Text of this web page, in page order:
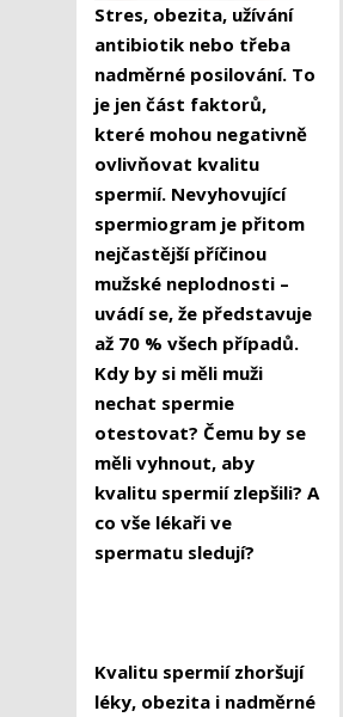
Stres, obezita, užívání
antibiotik nebo třeba
nadměrné posilování. To
je jen část faktorů,
které mohou negativně
ovlivňovat kvalitu
spermií. Nevyhovující
spermiogram je přitom
nejčastější příčinou
mužské neplodnosti –
uvádí se, že představuje
až 70 % všech případů.
Kdy by si měli muži
nechat spermie
otestovat? Čemu by se
měli vyhnout, aby
kvalitu spermií zlepšili? A
co vše lékaři ve
spermatu sledují?
Kvalitu spermií zhoršují
léky, obezita i nadměrné